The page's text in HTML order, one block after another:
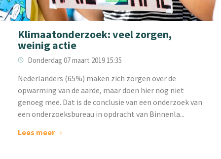
Klimaatonderzoek: veel zorgen,
weinig actie
Donderdag 07 maart 2019 15:35
Nederlanders (65%) maken zich zorgen over de
opwarming van de aarde, maar doen hier nog niet
genoeg mee. Dat is de conclusie van een onderzoek van
een onderzoeksbureau in opdracht van Binnenla...
Lees meer